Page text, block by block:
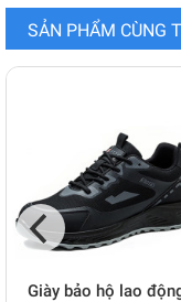
SẢN PHẨM CÙNG
Giày bảo hộ lao